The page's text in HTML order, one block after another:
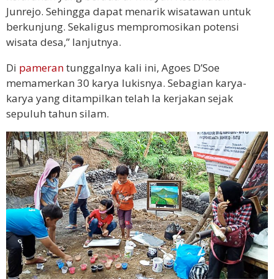
Junrejo. Sehingga dapat menarik wisatawan untuk
berkunjung. Sekaligus mempromosikan potensi
wisata desa,” lanjutnya.
Di pamerantunggalnya kali ini, Agoes D’Soe
memamerkan 30 karya lukisnya. Sebagian karya-
karya yang ditampilkan telah Ia kerjakan sejak
sepuluh tahun silam.